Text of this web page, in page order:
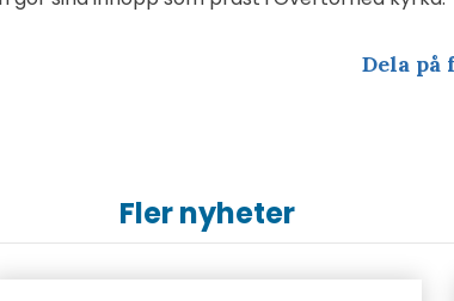
Dela på
Fler nyheter